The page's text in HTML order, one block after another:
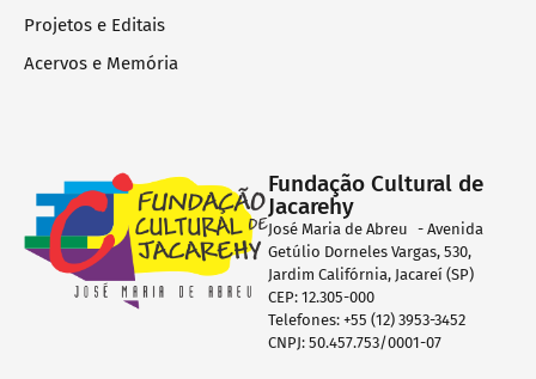
Projetos e Editais
Acervos e Memória
Fundação Cultural de
Jacarehy
José Maria de Abreu - Avenida
Getúlio Dorneles Vargas, 530,
Jardim Califórnia, Jacareí (SP)
CEP: 12.305-000
Telefones: +55 (12) 3953-3452
CNPJ: 50.457.753/0001-07